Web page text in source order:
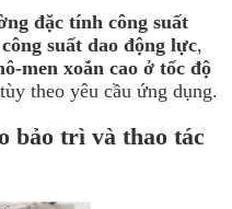
đặc tính công suất
suất dao động lực,
men xoắn cao ở tốc độ
theo yêu cầu ứng dụng.
bảo trì và thao tác